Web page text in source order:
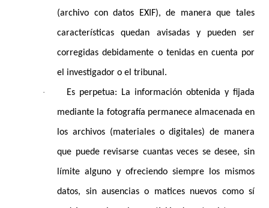
(archivo con datos EXIF), de manera que tales
características quedan avisadas y pueden ser
corregidas debidamente o tenidas en cuenta por
el investigador o el tribunal.
· Es perpetua: La información obtenida y fijada
mediante la fotografía permanece almacenada en
los archivos (materiales o digitales) de manera
que puede revisarse cuantas veces se desee, sin
límite alguno y ofreciendo siempre los mismos
datos, sin ausencias o matices nuevos como sí